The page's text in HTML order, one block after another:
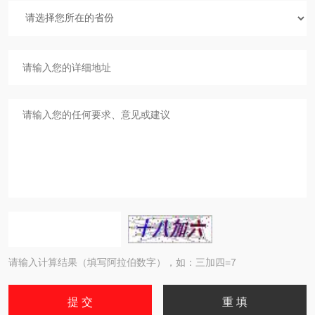
请输入计算结果（填写阿拉伯数字），如：三加四=7